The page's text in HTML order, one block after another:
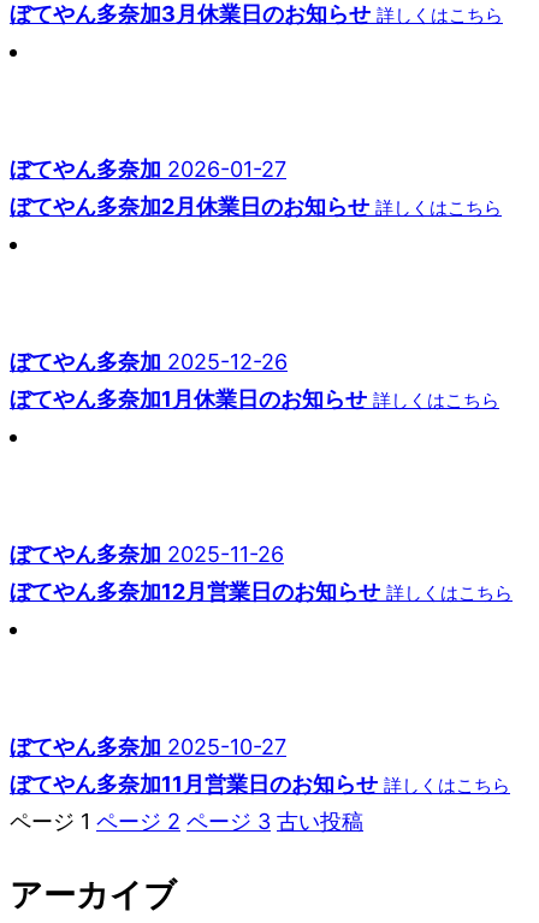
ぼてやん多奈加3月休業日のお知らせ 詳しくはこちら
ぼてやん多奈加 2026-01-27
ぼてやん多奈加2月休業日のお知らせ 詳しくはこちら
ぼてやん多奈加 2025-12-26
ぼてやん多奈加1月休業日のお知らせ 詳しくはこちら
ぼてやん多奈加 2025-11-26
ぼてやん多奈加12月営業日のお知らせ 詳しくはこちら
ぼてやん多奈加 2025-10-27
ぼてやん多奈加11月営業日のお知らせ 詳しくはこちら
投
稿
ページ 1 ページ 2 ページ 3 古い投稿
アーカイブ